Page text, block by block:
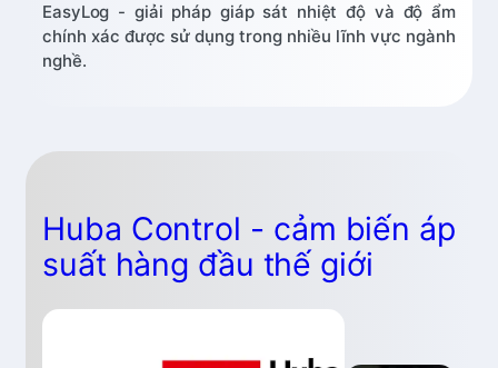
EasyLog - giải pháp giáp sát nhiệt độ và độ ẩm
chính xác được sử dụng trong nhiều lĩnh vực ngành
nghề.
Huba Control - cảm biến áp
suất hàng đầu thế giới